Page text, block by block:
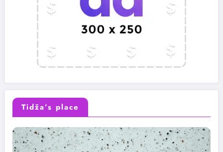
Tidža’s place